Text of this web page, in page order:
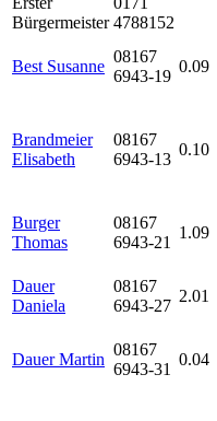
Bürgermeister 4788152
Best Susanne
08167
6943-19
0.09
Brandmeier
Elisabeth
08167
6943-13
0.10
Burger
Thomas
08167
6943-21
1.09
Dauer
Daniela
08167
6943-27
2.01
Dauer Martin
08167
6943-31
0.04